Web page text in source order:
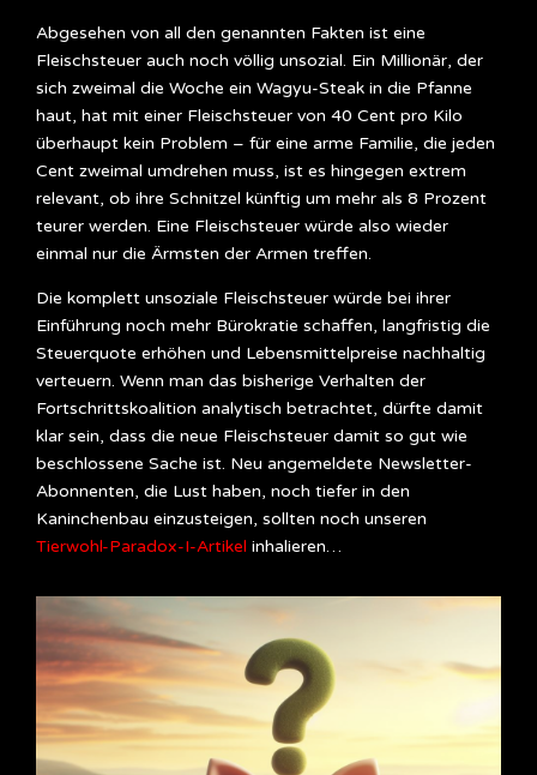
Abgesehen von all den genannten Fakten ist eine
Fleischsteuer auch noch völlig unsozial. Ein Millionär, der
sich zweimal die Woche ein Wagyu-Steak in die Pfanne
haut, hat mit einer Fleischsteuer von 40 Cent pro Kilo
überhaupt kein Problem – für eine arme Familie, die jeden
Cent zweimal umdrehen muss, ist es hingegen extrem
relevant, ob ihre Schnitzel künftig um mehr als 8 Prozent
teurer werden. Eine Fleischsteuer würde also wieder
einmal nur die Ärmsten der Armen treffen.
Die komplett unsoziale Fleischsteuer würde bei ihrer
Einführung noch mehr Bürokratie schaffen, langfristig die
Steuerquote erhöhen und Lebensmittelpreise nachhaltig
verteuern. Wenn man das bisherige Verhalten der
Fortschrittskoalition analytisch betrachtet, dürfte damit
klar sein, dass die neue Fleischsteuer damit so gut wie
beschlossene Sache ist. Neu angemeldete Newsletter-
Abonnenten, die Lust haben, noch tiefer in den
Kaninchenbau einzusteigen, sollten noch unseren
Tierwohl-Paradox-I-Artikel inhalieren…